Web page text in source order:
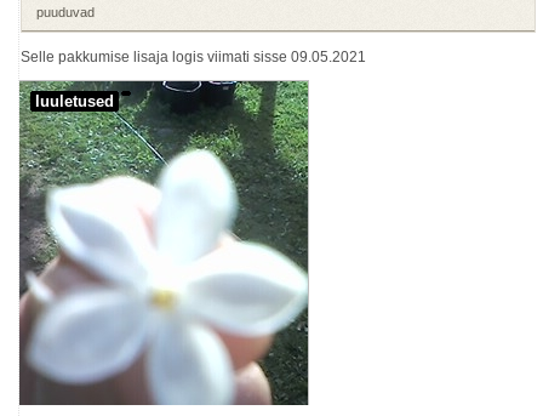
puuduvad
Selle pakkumise lisaja logis viimati sisse 09.05.2021
luuletused